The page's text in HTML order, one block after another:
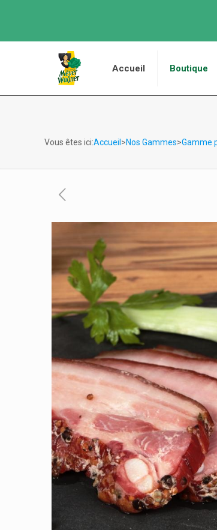
Accueil Boutique
Vous êtes ici:Accueil >Nos Gammes>Gamme